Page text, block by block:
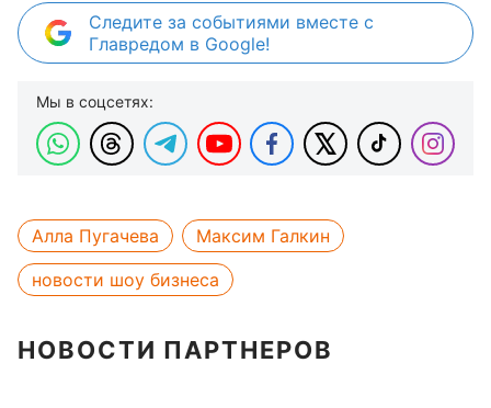
Следите за событиями вместе с
Главредом в Google!
Мы в соцсетях:
Алла Пугачева
Максим Галкин
новости шоу бизнеса
НОВОСТИ ПАРТНЕРОВ